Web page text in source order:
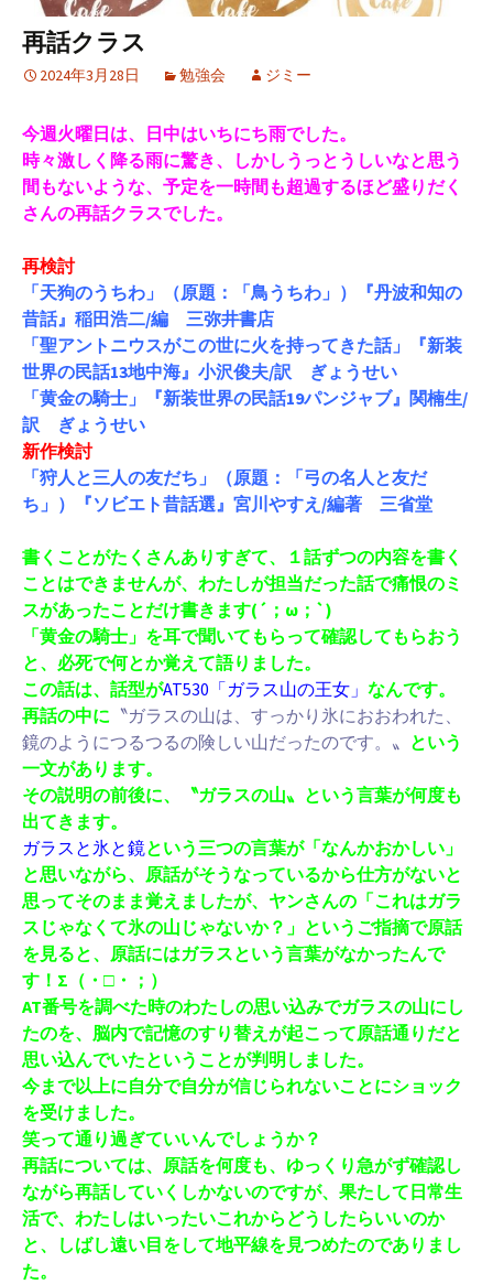
再話クラス
2024年3月28日 勉強会 ジミー
今週火曜日は、日中はいちにち雨でした。
時々激しく降る雨に驚き、しかしうっとうしいなと思う
間もないような、予定を一時間も超過するほど盛りだく
さんの再話クラスでした。
再検討
「天狗のうちわ」（原題：「鳥うちわ」）『丹波和知の
昔話』稲田浩二/編 三弥井書店
「聖アントニウスがこの世に火を持ってきた話」『新装
世界の民話13地中海』小沢俊夫/訳 ぎょうせい
「黄金の騎士」『新装世界の民話19パンジャブ』関楠生/
訳 ぎょうせい
新作検討
「狩人と三人の友だち」（原題：「弓の名人と友だ
ち」）『ソビエト昔話選』宮川やすえ/編著 三省堂
書くことがたくさんありすぎて、１話ずつの内容を書く
ことはできませんが、わたしが担当だった話で痛恨のミ
スがあったことだけ書きます(´；ω；`)
「黄金の騎士」を耳で聞いてもらって確認してもらおう
と、必死で何とか覚えて語りました。
この話は、話型がAT530「ガラス山の王女」 なんです。
再話の中に 〝ガラスの山は、すっかり氷におおわれた、
鏡のようにつるつるの険しい山だったのです。〟 という
一文があります。
その説明の前後に、〝ガラスの山〟という言葉が何度も
出てきます。
ガラスと氷と鏡という三つの言葉が「なんかおかしい」
と思いながら、原話がそうなっているから仕方がないと
思ってそのまま覚えましたが、ヤンさんの「これはガラ
スじゃなくて氷の山じゃないか？」というご指摘で原話
を見ると、原話にはガラスという言葉がなかったんで
す！Σ（・□・；）
AT番号を調べた時のわたしの思い込みでガラスの山にし
たのを、脳内で記憶のすり替えが起こって原話通りだと
思い込んでいたということが判明しました。
今まで以上に自分で自分が信じられないことにショック
を受けました。
笑って通り過ぎていいんでしょうか？
再話については、原話を何度も、ゆっくり急がず確認し
ながら再話していくしかないのですが、果たして日常生
活で、わたしはいったいこれからどうしたらいいのか
と、しばし遠い目をして地平線を見つめたのでありまし
た。